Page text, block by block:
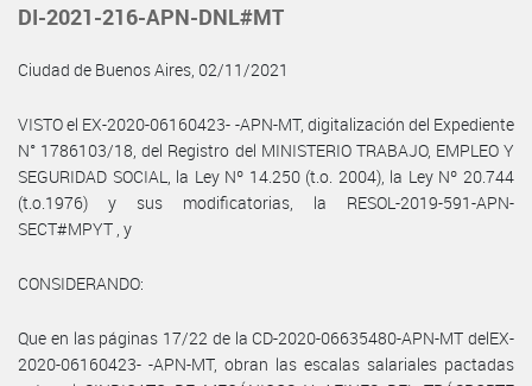
DI-2021-216-APN-DNL#MT
Ciudad de Buenos Aires, 02/11/2021
VISTO el EX-2020-06160423- -APN-MT, digitalización del Expediente
N° 1786103/18, del Registro del MINISTERIO TRABAJO, EMPLEO Y
SEGURIDAD SOCIAL, la Ley Nº 14.250 (t.o. 2004), la Ley Nº 20.744
(t.o.1976) y sus modificatorias, la RESOL-2019-591-APN-
SECT#MPYT , y
CONSIDERANDO:
Que en las páginas 17/22 de la CD-2020-06635480-APN-MT delEX-
2020-06160423- -APN-MT, obran las escalas salariales pactadas